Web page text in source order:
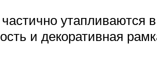
утапливаются
и декоративная